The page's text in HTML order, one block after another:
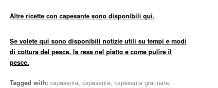
Altre ricette con capesante sono disponibili qui.
Se volete qui sono disponibili notizie utili su tempi e modi
di cottura del pesce, la resa nel piatto e come pulire il
pesce.
Tagged with: capasanta, capesante, capesante gratinate,